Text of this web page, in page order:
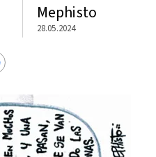
Mephisto
28.05.2024